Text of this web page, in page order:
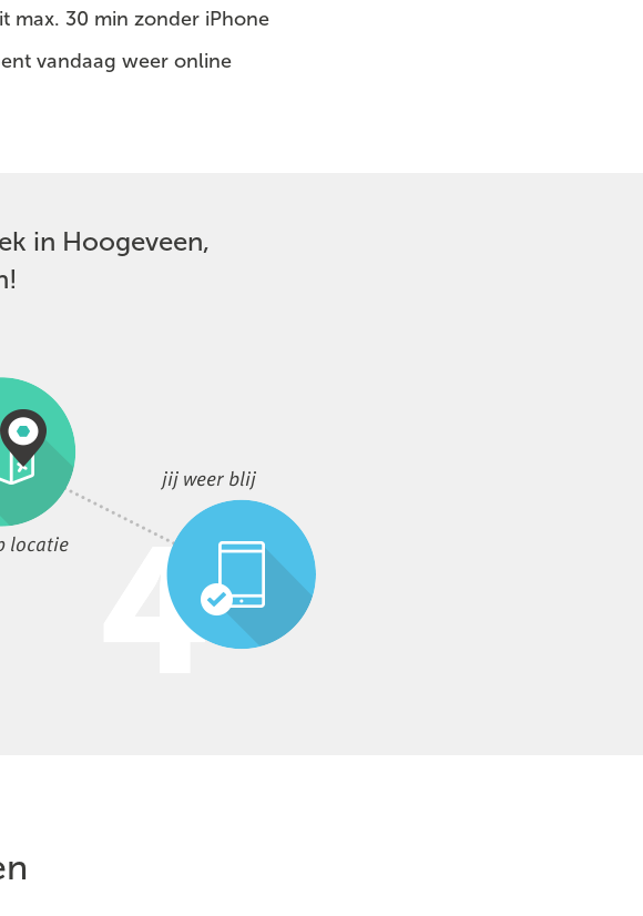
max. 30 min zonder iPhone
vandaag weer online
in Hoogeveen,
locatie
jij weer blij